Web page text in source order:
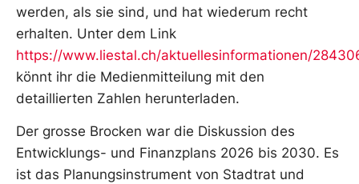
werden, als sie sind, und hat wiederum recht
erhalten. Unter dem Link
https://www.liestal.ch/aktuellesinformationen/
könnt ihr die Medienmitteilung mit den
detaillierten Zahlen herunterladen.
Der grosse Brocken war die Diskussion des
Entwicklungs- und Finanzplans 2026 bis 2030. Es
ist das Planungsinstrument von Stadtrat und